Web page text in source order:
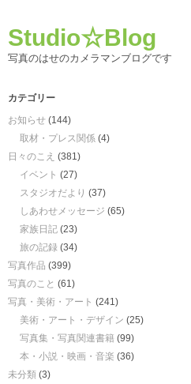
Studio☆Blog
写真のはせのカメラマンブログです
カテゴリー
お知らせ (144)
取材・プレス関係 (4)
日々のこえ (381)
イベント (27)
スタジオだより (37)
しあわせメッセージ (65)
家族日記 (23)
旅の記録 (34)
写真作品 (399)
写真のこと (61)
写真・美術・アート (241)
美術・アート・デザイン (25)
写真集・写真関連書籍 (99)
本・小説・映画・音楽 (36)
未分類 (3)